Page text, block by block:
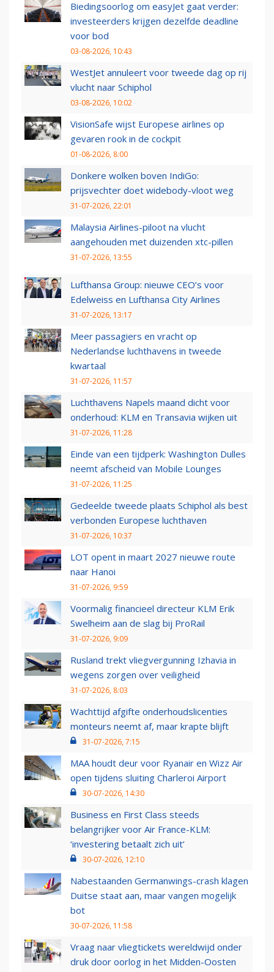
Biedingsoorlog om easyJet gaat verder:
investeerders krijgen dezelfde deadline
voor bod
03-08-2026, 10:43
WestJet annuleert voor tweede dag op rij
vlucht naar Schiphol
03-08-2026, 10:02
VisionSafe wijst Europese airlines op
gevaren rook in de cockpit
01-08-2026, 8:00
Donkere wolken boven IndiGo:
prijsvechter doet widebody-vloot weg
31-07-2026, 22:01
Malaysia Airlines-piloot na vlucht
aangehouden met duizenden xtc-pillen
31-07-2026, 13:55
Lufthansa Group: nieuwe CEO’s voor
Edelweiss en Lufthansa City Airlines
31-07-2026, 13:17
Meer passagiers en vracht op
Nederlandse luchthavens in tweede
kwartaal
31-07-2026, 11:57
Luchthavens Napels maand dicht voor
onderhoud: KLM en Transavia wijken uit
31-07-2026, 11:28
Einde van een tijdperk: Washington Dulles
neemt afscheid van Mobile Lounges
31-07-2026, 11:25
Gedeelde tweede plaats Schiphol als best
verbonden Europese luchthaven
31-07-2026, 10:37
LOT opent in maart 2027 nieuwe route
naar Hanoi
31-07-2026, 9:59
Voormalig financieel directeur KLM Erik
Swelheim aan de slag bij ProRail
31-07-2026, 9:09
Rusland trekt vliegvergunning Izhavia in
wegens zorgen over veiligheid
31-07-2026, 8:03
Wachttijd afgifte onderhoudslicenties
monteurs neemt af, maar krapte blijft
31-07-2026, 7:15
MAA houdt deur voor Ryanair en Wizz Air
open tijdens sluiting Charleroi Airport
30-07-2026, 14:30
Business en First Class steeds
belangrijker voor Air France-KLM:
‘investering betaalt zich uit’
30-07-2026, 12:10
Nabestaanden Germanwings-crash klagen
Duitse staat aan, maar vangen mogelijk
bot
30-07-2026, 11:58
Vraag naar vliegtickets wereldwijd onder
druk door oorlog in het Midden-Oosten